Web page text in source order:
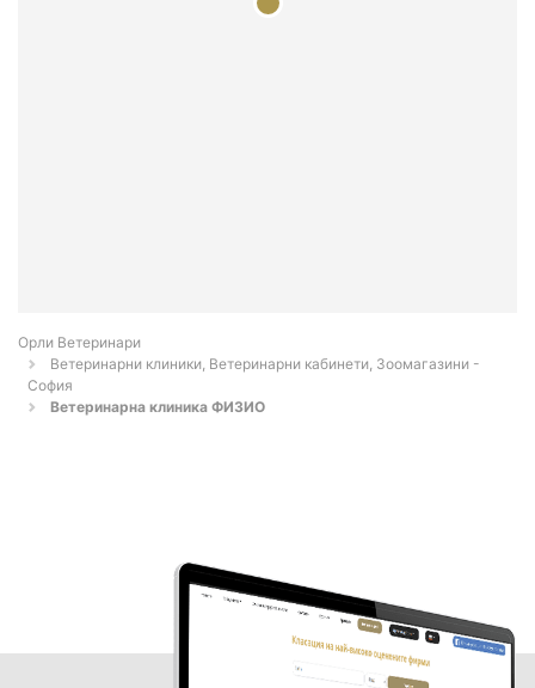
Орли Ветеринари
Ветеринарни клиники, Ветеринарни кабинети, Зоомагазини -
София
Ветеринарна клиника ФИЗИО